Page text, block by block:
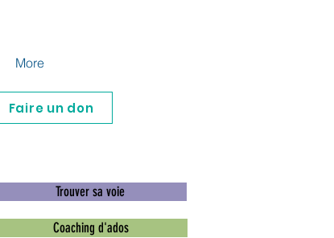
More
Faire un don
Trouver sa voie
Coaching d'ados